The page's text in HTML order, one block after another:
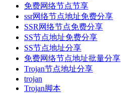
免费网络节点节享
ssr网络节点地址免费分享
SSR网络节点免费分享
SS节点地址免费分享
SS节点地址分享
免费网络节点地址批量分享
Trojan节点地址分享
trojan
Trojan脚本